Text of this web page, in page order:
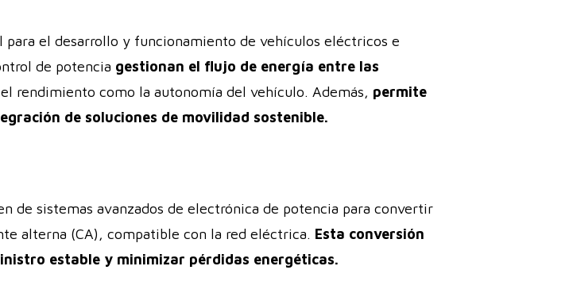
el desarrollo y funcionamiento de vehículos eléctricos e
de potencia gestionan el flujo de energía entre las
rendimiento como la autonomía del vehículo. Además, permite
de soluciones de movilidad sostenible.
de sistemas avanzados de electrónica de potencia para convertir
alterna (CA), compatible con la red eléctrica. Esta conversión
estable y minimizar pérdidas energéticas.